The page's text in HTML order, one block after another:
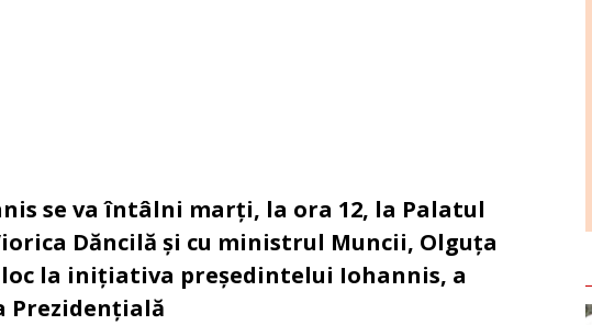
se va întâlni marți, la ora 12, la Palatul
Dăncilă și cu ministrul Muncii, Olguța
la inițiativa președintelui Iohannis, a
Prezidențială